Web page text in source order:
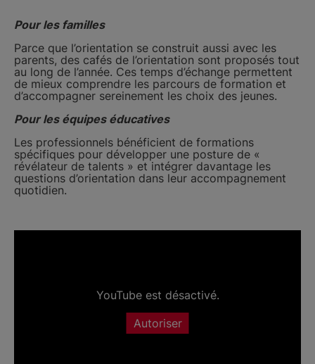
Pour les familles
Parce que l’orientation se construit aussi avec les
parents, des cafés de l’orientation sont proposés tout
au long de l’année. Ces temps d’échange permettent
de mieux comprendre les parcours de formation et
d’accompagner sereinement les choix des jeunes.
Pour les équipes éducatives
Les professionnels bénéficient de formations
spécifiques pour développer une posture de «
révélateur de talents » et intégrer davantage les
questions d’orientation dans leur accompagnement
quotidien.
YouTube est désactivé.
Autoriser